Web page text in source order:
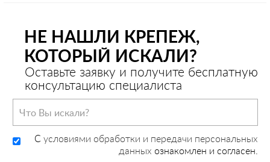
НЕ НАШЛИ КРЕПЕЖ,
КОТОРЫЙ ИСКАЛИ?
Оставьте заявку и получите бесплатную
консультацию специалиста
C условиями обработки и передачи персональных
данных ознакомлен и согласен.